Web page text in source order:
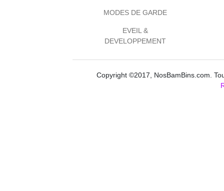
MODES DE GARDE
EVEIL &
DEVELOPPEMENT
Copyright ©2017, NosBamBins.com.